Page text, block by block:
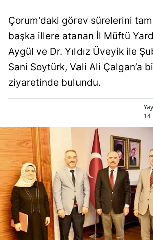
Çorum'daki görev sürelerini
başka illere atanan İl Müftü
Aygül ve Dr. Yıldız Üveyik ile
Sani Soytürk, Vali Ali Çalgan’a
ziyaretinde bulundu.
14